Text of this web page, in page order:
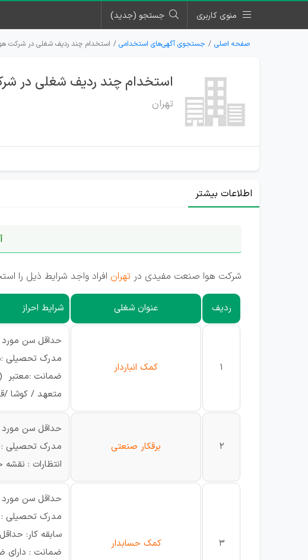
منوی کاربری جستجو (جدید)
صفحه اصلی جستجوی آگهی‌های استخدامی استخدام چند ردیف شغلی در شرکت
استخدام چند ردیف شغلی در
تهران
اطلاعات بیشتر
شرکت هوا صنعت مفیدی در تهران افراد واجد شرایط ذیل را
ردیف عنوان شغلی شرایط احراز
1 کمک انباردار
حداقل سن مورد نیاز :
مدرک تحصیلی
ضمانت :معتبر
متعهد / کوشا /
2 برقکار صنعتی
حداقل سن مورد نیاز :
مدرک تحصیلی :
انتظارات :
3 کمک حسابدار
حداقل سن مورد نیاز
مدرک تحصیلی :
سابقه کار: حداقل 2 سال به بالا
ضمانت : دارای